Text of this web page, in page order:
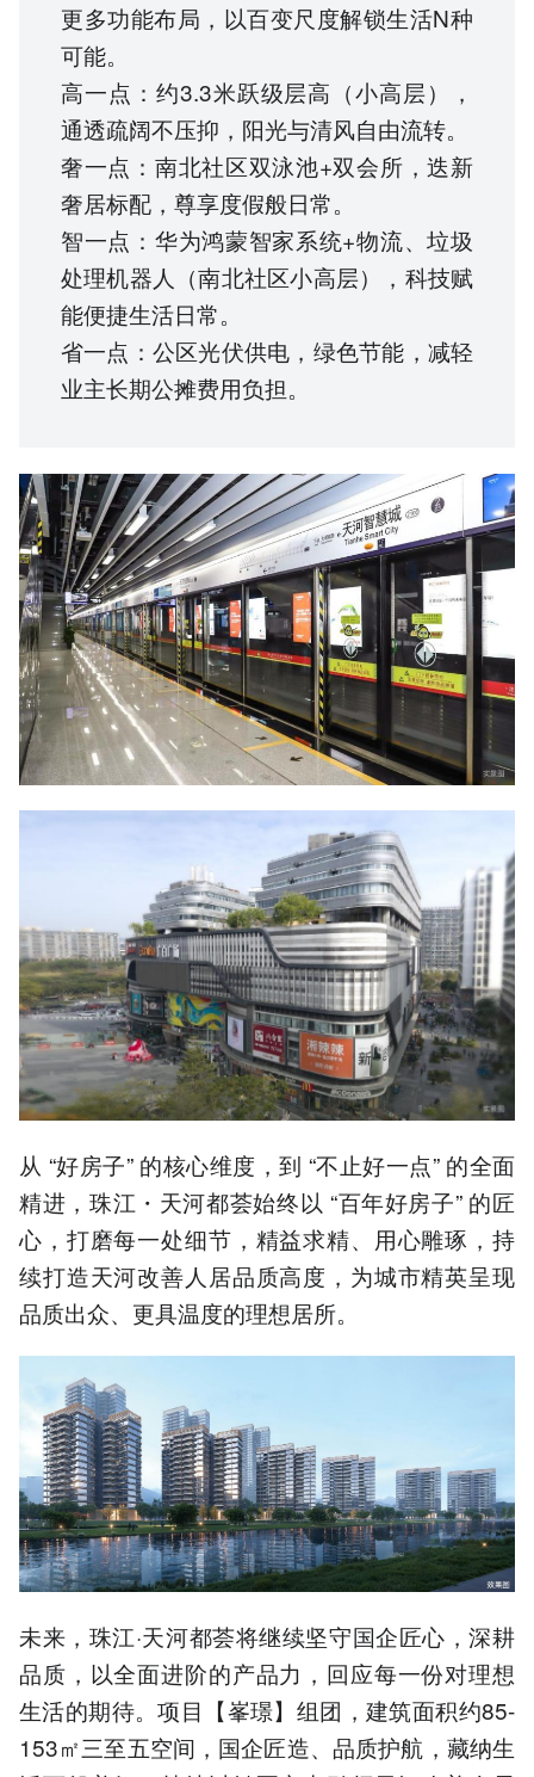
更多功能布局，以百变尺度解锁生活N种
可能。
高一点：约3.3米跃级层高（小高层），
通透疏阔不压抑，阳光与清风自由流转。
奢一点：南北社区双泳池+双会所，迭新
奢居标配，尊享度假般日常。
智一点：华为鸿蒙智家系统+物流、垃圾
处理机器人（南北社区小高层），科技赋
能便捷生活日常。
省一点：公区光伏供电，绿色节能，减轻
业主长期公摊费用负担。
从 “好房子” 的核心维度，到 “不止好一点” 的全面
精进，珠江・天河都荟始终以 “百年好房子” 的匠
心，打磨每一处细节，精益求精、用心雕琢，持
续打造天河改善人居品质高度，为城市精英呈现
品质出众、更具温度的理想居所。
未来，珠江·天河都荟将继续坚守国企匠心，深耕
品质，以全面进阶的产品力，回应每一份对理想
生活的期待。项目【峯璟】组团，建筑面积约85-
153㎡三至五空间，国企匠造、品质护航，藏纳生